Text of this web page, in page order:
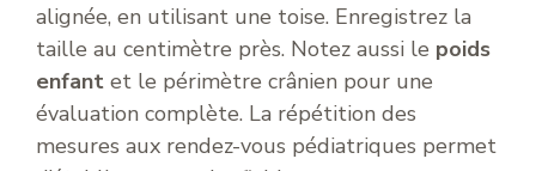
alignée, en utilisant une toise. Enregistrez la
taille au centimètre près. Notez aussi le poids
enfant et le périmètre crânien pour une
évaluation complète. La répétition des
mesures aux rendez-vous pédiatriques permet